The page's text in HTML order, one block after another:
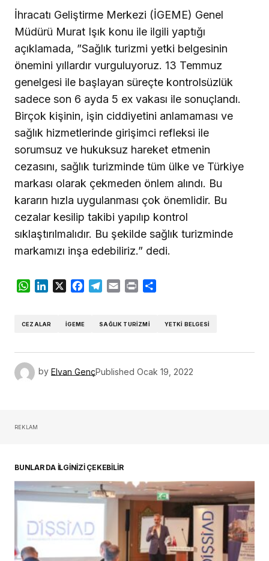
İhracatı Geliştirme Merkezi (İGEME) Genel
Müdürü Murat Işık konu ile ilgili yaptığı
açıklamada, ”Sağlık turizmi yetki belgesinin
önemini yıllardır vurguluyoruz. 13 Temmuz
genelgesi ile başlayan süreçte kontrolsüzlük
sadece son 6 ayda 5 ex vakası ile sonuçlandı.
Birçok kişinin, işin ciddiyetini anlamaması ve
sağlık hizmetlerinde girişimci refleksi ile
sorumsuz ve hukuksuz hareket etmenin
cezasını, sağlık turizminde tüm ülke ve Türkiye
markası olarak çekmeden önlem alındı. Bu
kararın hızla uygulanması çok önemlidir. Bu
cezalar kesilip takibi yapılıp kontrol
sıklaştırılmalıdır. Bu şekilde sağlık turizminde
markamızı inşa edebiliriz.” dedi.
WhatsApp
LinkedIn
X Facebook
Telegram
Email Print
CEZALAR İGEME SAĞLIK TURIZMI YETKI BELGESI
by Elvan GençPublished Ocak 19, 2022
REKLAM
BUNLAR DA İLGİNİZİ ÇEKEBİLİR